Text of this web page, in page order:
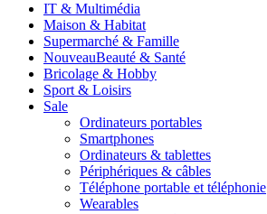
IT & Multimédia
Maison & Habitat
Supermarché & Famille
NouveauBeauté & Santé
Bricolage & Hobby
Sport & Loisirs
Sale
Ordinateurs portables
Smartphones
Ordinateurs & tablettes
Périphériques & câbles
Téléphone portable et téléphonie
Wearables